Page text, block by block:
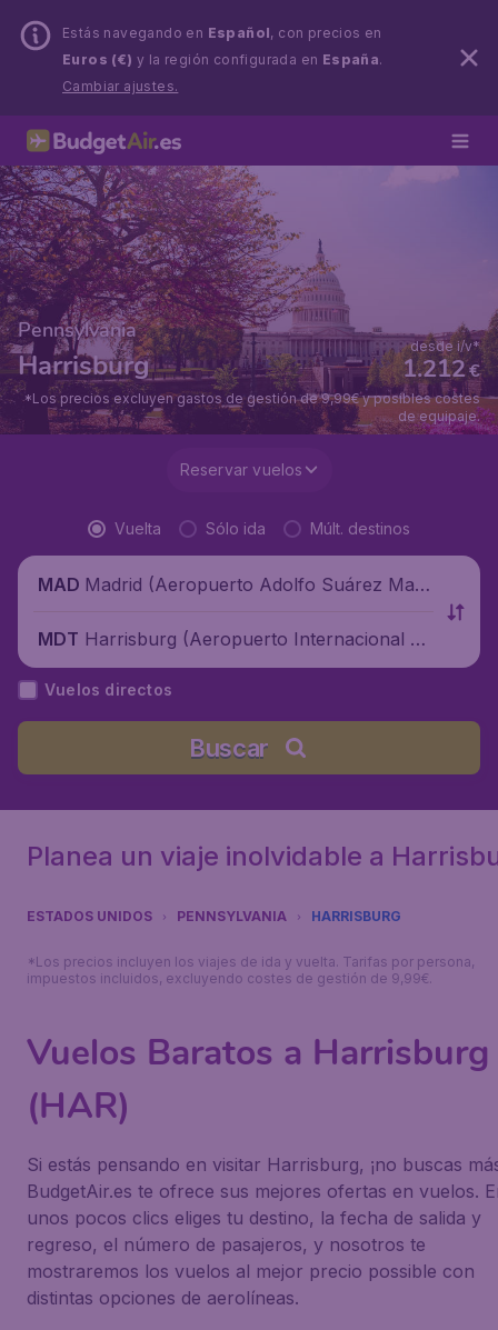
Estás navegando en Español, con precios en
Euros (€) y la región configurada en España.
Cambiar ajustes.
Pennsylvania
Harrisburg €
1.212
desde i/v*
*Los precios excluyen gastos de gestión de 9,99€ y posibles costes
de equipaje.
Reservar vuelos
Vuelta Sólo ida Múlt. destinos
MAD Madrid (Aeropuerto Adolfo Suárez Madr
MDT Harrisburg (Aeropuerto Internacional H
arrisburg), Estados Unidos
Vuelos directos
Buscar
Planea un viaje inolvidable a
ESTADOS UNIDOS PENNSYLVANIA HARRISBURG
*Los precios incluyen los viajes de ida y vuelta. Tarifas por persona,
impuestos incluidos, excluyendo costes de gestión de 9,99€.
Vuelos Baratos a Harrisburg
(HAR)
Si estás pensando en visitar Harrisburg, ¡no buscas
BudgetAir.es te ofrece sus mejores ofertas en vuelos.
unos pocos clics eliges tu destino, la fecha de salida y
regreso, el número de pasajeros, y nosotros te
mostraremos los vuelos al mejor precio possible con
distintas opciones de aerolíneas.